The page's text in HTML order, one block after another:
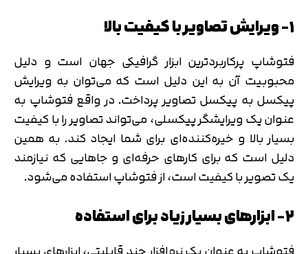
۱- ویرایش تصاویر با کیفیت بالا
فتوشاپ پرکاربردترین ابزار گرافیکی جهان است و دلیل
محبوبیت آن به این دلیل است که می‌توان به ویرایش
پیکسل به پیکسل تصاویر پرداخت. در واقع فتوشاپ به
عنوان یک ویرایشگر پیکسلی، می‌تواند تصاویر را با کیفیت
بسیار بالا و خیره‌کننده‌ای برای شما ایجاد کند. به همین
دلیل است که برای کارهای حرفه‌ای و جاهایی که نیازمند
یک تصویر با کیفیت است، از فتوشاپ استفاده می‌شود.
۲- ابزارهای بسیار زیاد برای استفاده